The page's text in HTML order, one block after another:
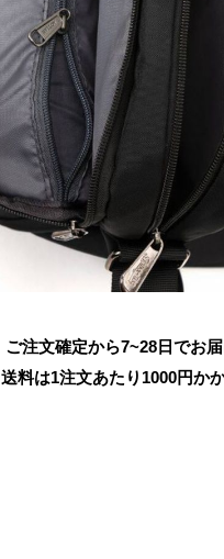
ご注文確定から7~28日でお
送料は1注文あたり 1000円か